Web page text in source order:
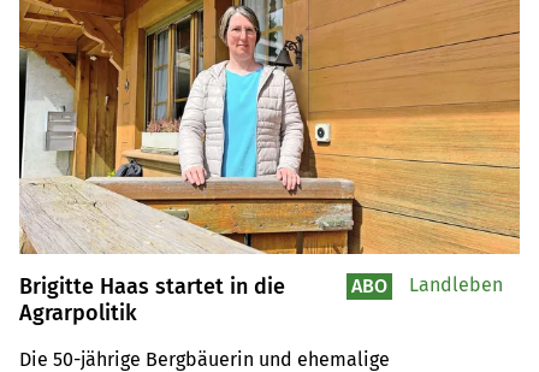
Brigitte Haas startet in die
Agrarpolitik
Die 50-jährige Bergbäuerin und ehemalige
ABO Landleben